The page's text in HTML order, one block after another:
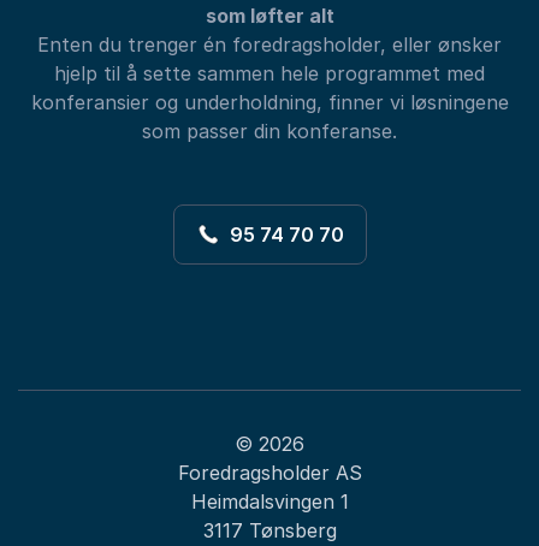
som løfter alt
Enten du trenger én foredragsholder, eller ønsker
hjelp til å sette sammen hele programmet med
konferansier og underholdning, finner vi løsningene
som passer din konferanse.
95 74 70 70
© 2026
Foredragsholder AS
Heimdalsvingen 1
3117 Tønsberg